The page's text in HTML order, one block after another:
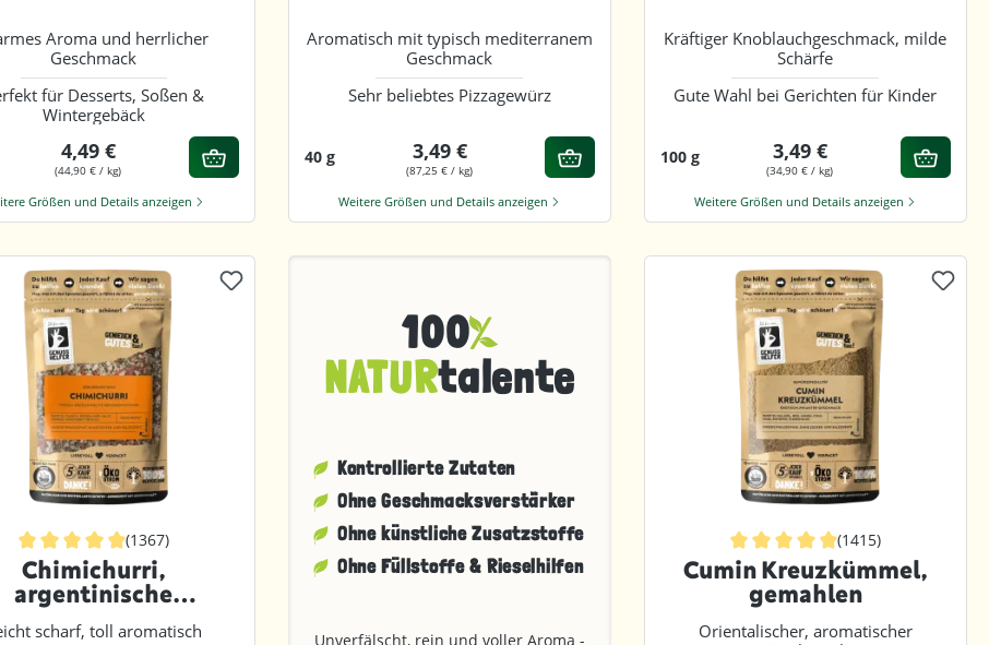
Aroma und herrlicher
Geschmack
für Desserts, Soßen &
Wintergebäck
4,49 €
(44,90 € / kg)
Größen und Details anzeigen
Aromatisch mit typisch mediterranem
Geschmack
Sehr beliebtes Pizzagewürz
40 g 3,49 €
(87,25 € / kg)
Weitere Größen und Details anzeigen
Kräftiger Knoblauchgeschmack, milde
Schärfe
Gute Wahl bei Gerichten für Kinder
100 g 3,49 €
(34,90 € / kg)
Weitere Größen und Details anzeigen
Durchschnittliche Bewertung von 4.9 von 5 Sternen
(1367)
Chimichurri,
argentinische
Gewürzmischung,
scharf, toll aromatisch
100
NATURtalente
Kontrollierte Zutaten
Ohne Geschmacks­verstärker
Ohne künstliche Zusatzstoffe
Ohne Füllstoffe & Rieselhilfen
Unverfälscht, rein und voller Aroma -
Durchschnittliche Bewertung von
(1415)
Cumin Kreuzkümmel,
gemahlen
Orientalischer, aromatischer